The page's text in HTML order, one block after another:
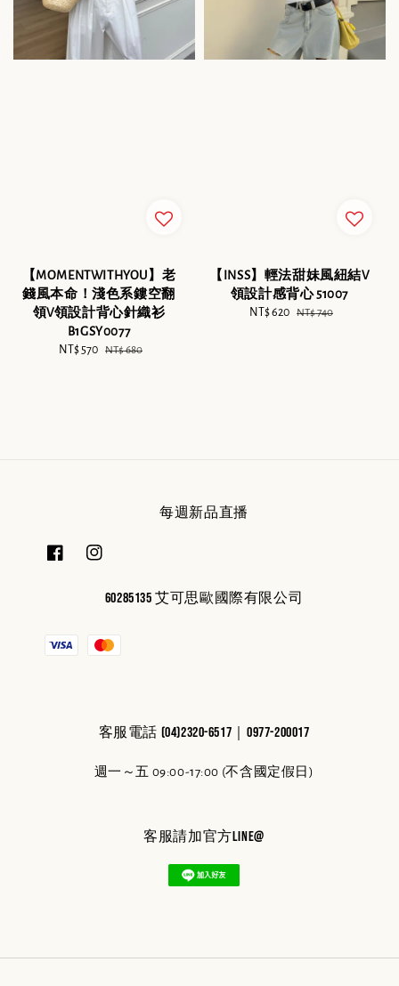
【MOMENTWITHYOU】老
錢風本命！淺色系鏤空翻
領V領設計背心針織衫
B1GSY0077
Sale
NT$ 570 Regular
NT$ 680
【INSS】輕法甜妹風紐結V
領設計感背心 51007
Sale
NT$ 620 Regular
NT$ 740
每週新品直播
60285135 艾可思歐國際有限公司
客服電話 (04)2320-6517｜0977-200017
週一～五 09:00-17:00 (不含國定假日)
客服請加官方line@